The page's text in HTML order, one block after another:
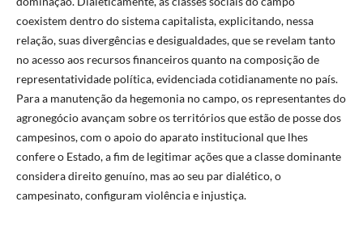
coexistem dentro do sistema capitalista, explicitando, nessa
relação, suas divergências e desigualdades, que se revelam tanto
no acesso aos recursos financeiros quanto na composição de
representatividade política, evidenciada cotidianamente no país.
Para a manutenção da hegemonia no campo, os representantes do
agronegócio avançam sobre os territórios que estão de posse dos
campesinos, com o apoio do aparato institucional que lhes
confere o Estado, a fim de legitimar ações que a classe dominante
considera direito genuíno, mas ao seu par dialético, o
campesinato, configuram violência e injustiça.